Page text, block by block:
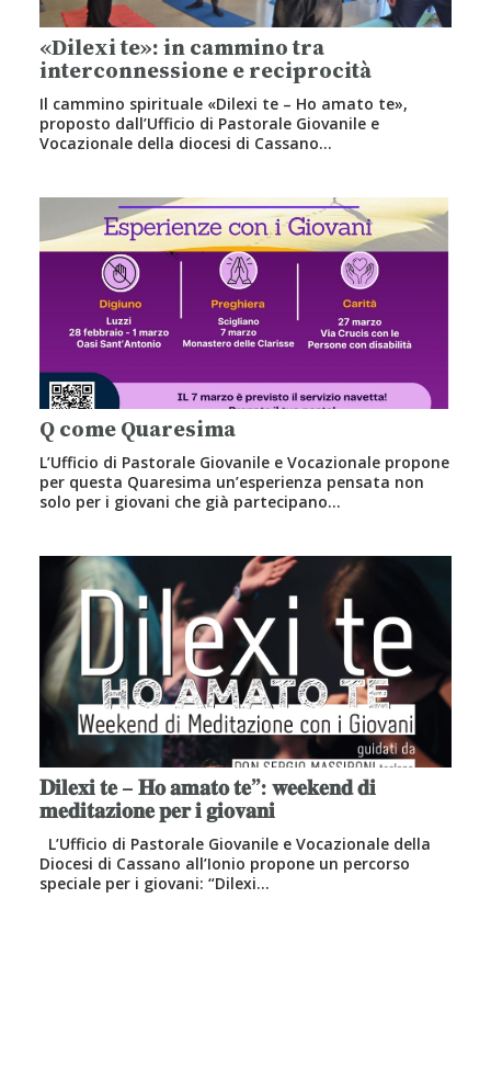
«Dilexi te»: in cammino tra
interconnessione e reciprocità
Il cammino spirituale «Dilexi te – Ho amato te»,
proposto dall’Ufficio di Pastorale Giovanile e
Vocazionale della diocesi di Cassano…
Q come Quaresima
L’Ufficio di Pastorale Giovanile e Vocazionale propone
per questa Quaresima un’esperienza pensata non
solo per i giovani che già partecipano…
𝐃𝐢𝐥𝐞𝐱𝐢 𝐭𝐞 – 𝐇𝐨 𝐚𝐦𝐚𝐭𝐨 𝐭𝐞”: 𝐰𝐞𝐞𝐤𝐞𝐧𝐝 𝐝𝐢
𝐦𝐞𝐝𝐢𝐭𝐚𝐳𝐢𝐨𝐧𝐞 𝐩𝐞𝐫 𝐢 𝐠𝐢𝐨𝐯𝐚𝐧𝐢
L’Ufficio di Pastorale Giovanile e Vocazionale della
Diocesi di Cassano all’Ionio propone un percorso
speciale per i giovani: “Dilexi…